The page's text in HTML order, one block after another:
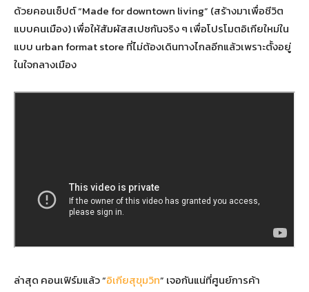
ด้วยคอนเซ็ปต์ “Made for downtown living” (สร้างมาเพื่อชีวิต
แบบคนเมือง) เพื่อให้สัมผัสสเปซกันจริง ๆ เพื่อโปรโมตอิเกียใหม่ใน
แบบ urban format store ที่ไม่ต้องเดินทางไกลอีกแล้วเพราะตั้งอยู่
ในใจกลางเมือง
ล่าสุด คอนเฟิร์มแล้ว “อิเกียสุขุมวิท” เจอกันแน่ที่ศูนย์การค้า